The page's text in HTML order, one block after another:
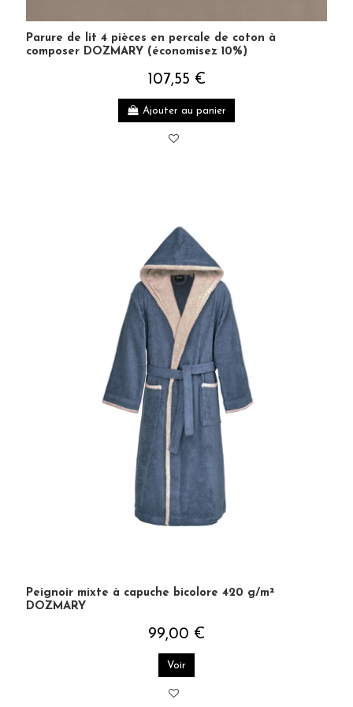
Parure de lit 4 pièces en percale de coton à
composer DOZMARY (économisez 10%)
107,55 €
Ajouter au panier
Peignoir mixte à capuche bicolore 420 g/m²
DOZMARY
99,00 €
Voir